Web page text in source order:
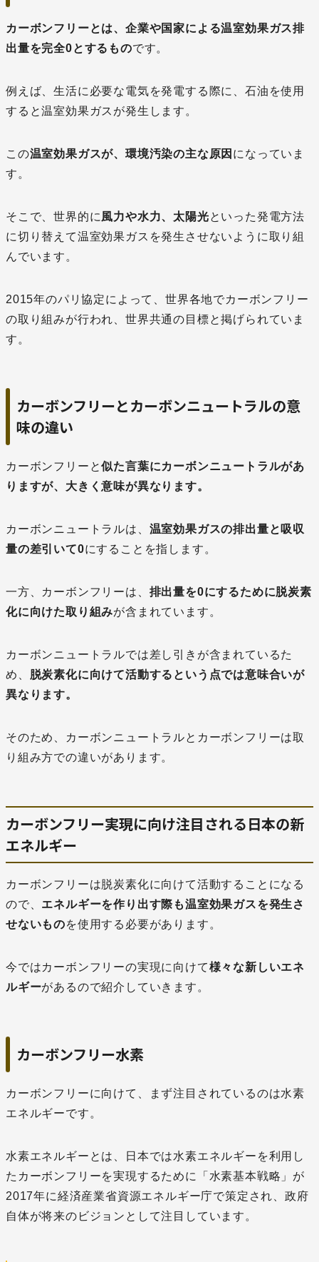
カーボンフリーとは、企業や国家による温室効果ガス排
出量を完全0とするものです。
例えば、生活に必要な電気を発電する際に、石油を使用
すると温室効果ガスが発生します。
この温室効果ガスが、環境汚染の主な原因 になっていま
す。
そこで、世界的に風力や水力、太陽光といった発電方法
に切り替えて温室効果ガスを発生させないように取り組
んでいます。
2015年のパリ協定によって、世界各地でカーボンフリー
の取り組みが行われ、世界共通の目標と掲げられていま
す。
カーボンフリーとカーボンニュートラルの意
味の違い
カーボンフリーと似た言葉にカーボンニュートラルがあ
りますが、大きく意味が異なります。
カーボンニュートラルは、 温室効果ガスの排出量と吸収
量の差引いて0にすることを指します。
一方、カーボンフリーは、 排出量を0にするために脱炭素
化に向けた取り組みが含まれています。
カーボンニュートラルでは差し引きが含まれているた
め、 脱炭素化に向けて活動するという点では意味合いが
異なります。
そのため、カーボンニュートラルとカーボンフリーは取
り組み方での違いがあります。
カーボンフリー実現に向け注目される日本の新
エネルギー
カーボンフリーは脱炭素化に向けて活動することになる
ので、 エネルギーを作り出す際も温室効果ガスを発生さ
せないものを使用する必要があります。
今ではカーボンフリーの実現に向けて様々な新しいエネ
ルギーがあるので紹介していきます。
カーボンフリー水素
カーボンフリーに向けて、まず注目されているのは水素
エネルギーです。
水素エネルギーとは、日本では水素エネルギーを利用し
たカーボンフリーを実現するために「水素基本戦略」が
2017年に経済産業省資源エネルギー庁で策定され、政府
自体が将来のビジョンとして注目しています。